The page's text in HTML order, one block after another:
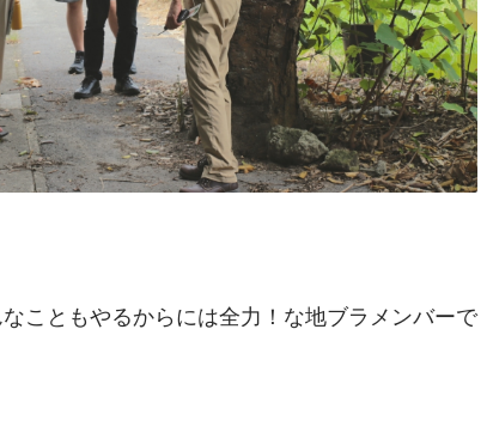
こともやるからには全力！な地ブラメンバーで